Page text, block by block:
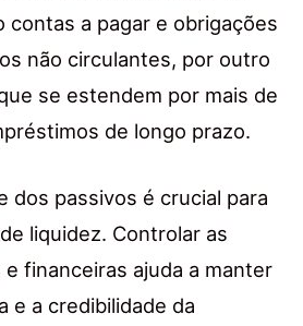
contas a pagar e obrigações
não circulantes, por outro
se estendem por mais de
de longo prazo.
dos passivos é crucial para
liquidez. Controlar as
financeiras ajuda a manter
e a credibilidade da